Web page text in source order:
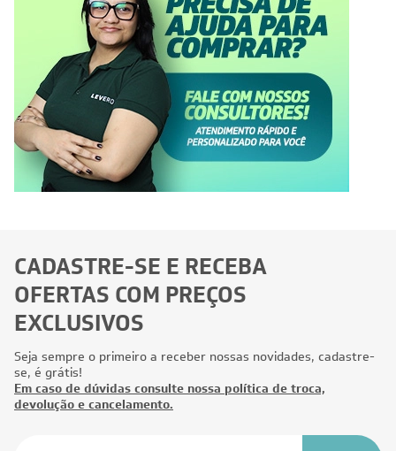
CADASTRE-SE E RECEBA
OFERTAS COM PREÇOS
EXCLUSIVOS
Seja sempre o primeiro a receber nossas novidades, cadastre-
se, é grátis!
Em caso de dúvidas consulte nossa política de troca,
devolução e cancelamento.